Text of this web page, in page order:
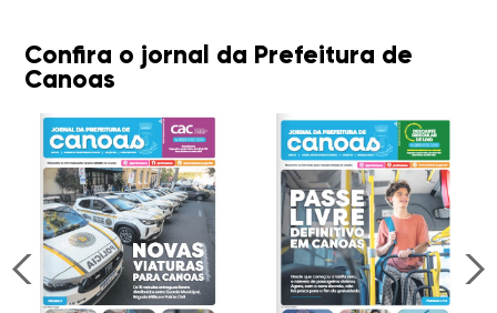
Confira o jornal da Prefeitura de
Canoas